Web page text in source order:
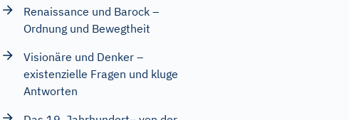
Renaissance und Barock –
Ordnung und Bewegtheit
Visionäre und Denker –
existenzielle Fragen und kluge
Antworten